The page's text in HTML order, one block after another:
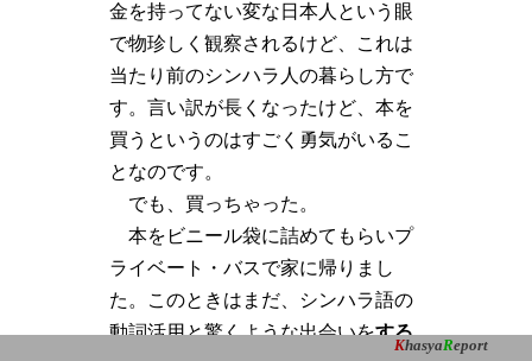
金を持ってない変な日本人という眼
で物珍しく観察されるけど、これは
当たり前のシンハラ人の暮らし方で
す。言い訳が長くなったけど、本を
買うというのはすごく勇気がいるこ
となのです。
でも、買っちゃった。
本をビニール袋に詰めてもらいプ
ライベート・バスで家に帰りまし
た。このときはまだ、シンハラ語の
動詞活用と驚くような出会いをする
KhasyaReport